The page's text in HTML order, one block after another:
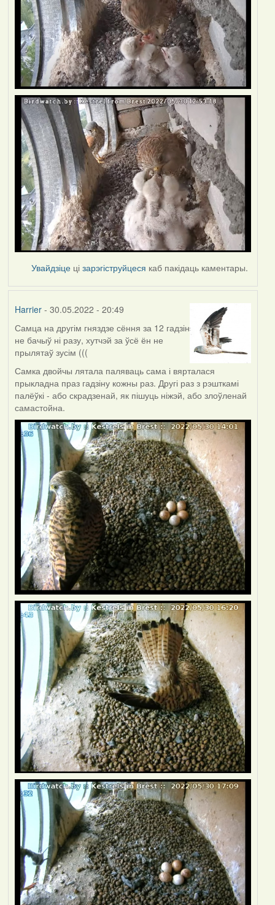
Увайдзіце цізарэгіструйцеся каб пакідаць каментары.
Harrier- 30.05.2022 - 20:49
Самца на другім гняздзе сёння за 12 гадзін
не бачыў ні разу, хутчэй за ўсё ён не
прылятаў зусім (((
Самка двойчы лятала паляваць сама і вярталася
прыкладна праз гадзіну кожны раз. Другі раз з рэшткамі
палёўкі - або скрадзенай, як пішуць ніжэй, або злоўленай
самастойна.